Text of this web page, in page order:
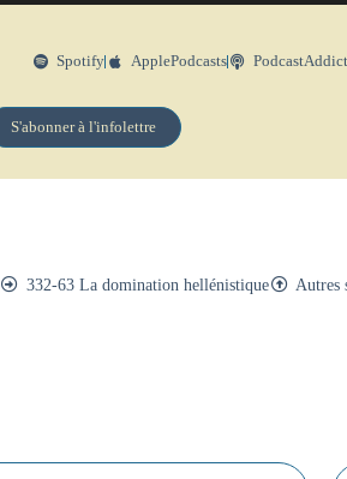
Spotify ApplePodcasts PodcastAddict
S'abonner à l'infolettre
332-63 La domination hellénistique Autres